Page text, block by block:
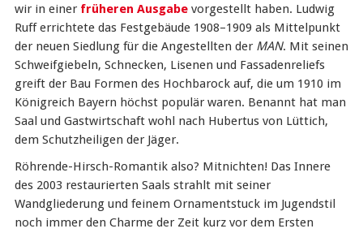
wir in einer früheren Ausgabevorgestellt haben. Ludwig
Ruff errichtete das Festgebäude 1908–1909 als Mittelpunkt
der neuen Siedlung für die Angestellten der MAN. Mit seinen
Schweifgiebeln, Schnecken, Lisenen und Fassadenreliefs
greift der Bau Formen des Hochbarock auf, die um 1910 im
Königreich Bayern höchst populär waren. Benannt hat man
Saal und Gastwirtschaft wohl nach Hubertus von Lüttich,
dem Schutzheiligen der Jäger.
Röhrende-Hirsch-Romantik also? Mitnichten! Das Innere
des 2003 restaurierten Saals strahlt mit seiner
Wandgliederung und feinem Ornamentstuck im Jugendstil
noch immer den Charme der Zeit kurz vor dem Ersten